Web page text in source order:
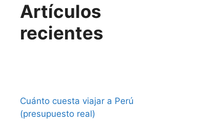
Artículos
recientes
Cuánto cuesta viajar a Perú
(presupuesto real)